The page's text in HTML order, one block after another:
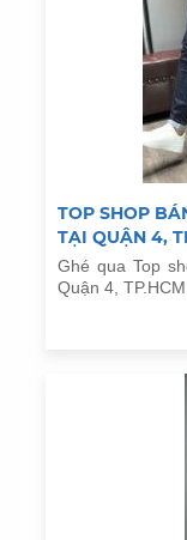
TOP SHOP
TẠI QUẬN 4,
Ghé qua Top
Quận 4, TP.HCM